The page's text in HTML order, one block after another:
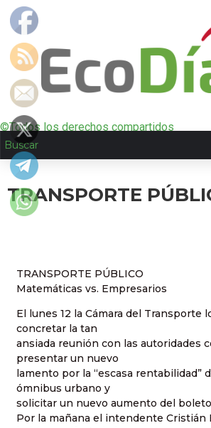
©Todos los derechos compartidos
TRANSPORTE
TRANSPORTE PÚBLICO
Matemáticas vs. Empresarios
El lunes 12 la Cámara del Transporte
concretar la tan
ansiada reunión con las autoridades
presentar un nuevo
lamento por la “escasa rentabilidad”
ómnibus urbano y
solicitar un nuevo aumento del
Por la mañana el intendente